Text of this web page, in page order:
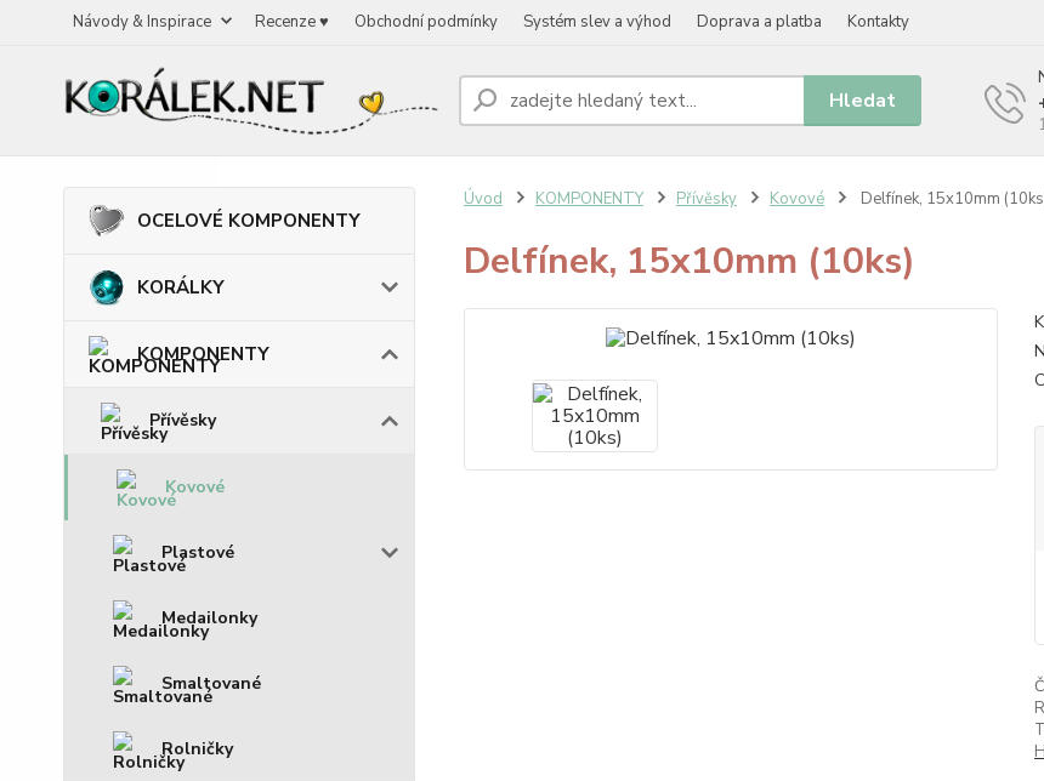
Návody & Inspirace Recenze ♥ Obchodní podmínky Systém slev a výhod Doprava a platba Kontakty
Hledat
OCELOVÉ KOMPONENTY
KORÁLKY
KOMPONENTY
Přívěsky
Kovové
Plastové
Medailonky
Smaltované
Rolničky
Úvod KOMPONENTY Přívěsky Kovové Delfínek, 15x10mm
Delfínek, 15x10mm (10ks)